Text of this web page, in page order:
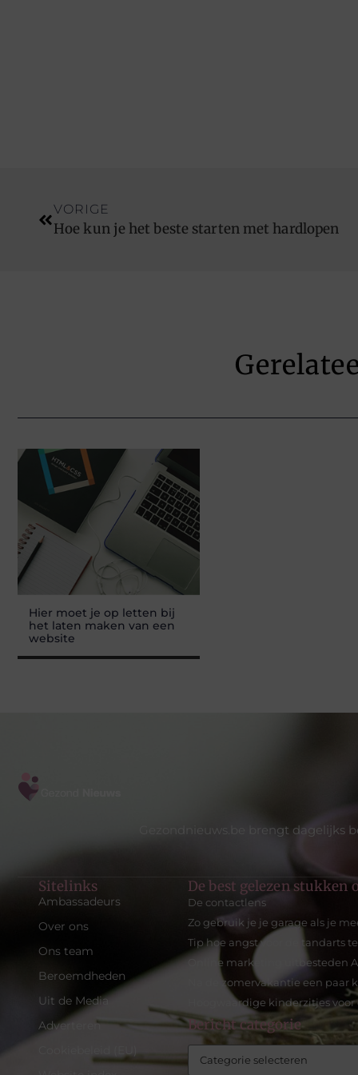
VORIGE
Hoe kun je het beste starten met hardlopen
Hier moet je op letten bij
het laten maken van een
website
Gezondnieuws.be brengt dagelijks
Sitelinks
Ambassadeurs
Over ons
Ons team
Beroemdheden
Uit de Media
Adverteren
De best gelezen stukken
De contactlens
Zo gebruik je je garage als je
Tip hoe angst voor de tandarts
Online marketing uitbesteden
Na de zomervakantie een paar
Hoogwaardige kinderzitjes voor
Bericht categorie